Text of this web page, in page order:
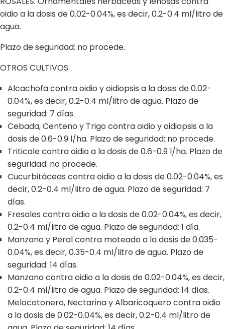
oidio a la dosis de 0.02-0.04%, es decir, 0.2-0.4 ml/litro de
agua.
Plazo de seguridad: no procede.
OTROS CULTIVOS:
Alcachofa contra oidio y oidiopsis a la dosis de 0.02-
0.04%, es decir, 0.2-0.4 ml/litro de agua. Plazo de
seguridad: 7 días.
Cebada, Centeno y Trigo contra oidio y oidiopsis a la
dosis de 0.6-0.9 l/ha. Plazo de seguridad: no procede.
Triticale contra oidio a la dosis de 0.6-0.9 l/ha. Plazo de
seguridad: no procede.
Cucurbitáceas contra oidio a la dosis de 0.02-0.04%, es
decir, 0.2-0.4 ml/litro de agua. Plazo de seguridad: 7
días.
Fresales contra oidio a la dosis de 0.02-0.04%, es decir,
0.2-0.4 ml/litro de agua. Plazo de seguridad: 1 día.
Manzano y Peral contra moteado a la dosis de 0.035-
0.04%, es decir, 0.35-0.4 ml/litro de agua. Plazo de
seguridad: 14 días.
Manzano contra oidio a la dosis de 0.02-0.04%, es decir,
0.2-0.4 ml/litro de agua. Plazo de seguridad: 14 días.
Melocotonero, Nectarina y Albaricoquero contra oidio
a la dosis de 0.02-0.04%, es decir, 0.2-0.4 ml/litro de